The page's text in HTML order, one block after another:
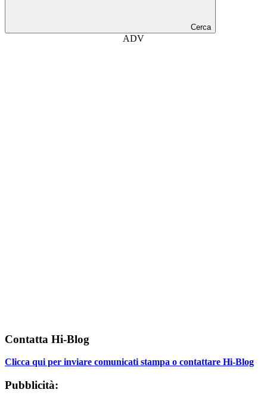
Cerca
ADV
Contatta Hi-Blog
Clicca qui per inviare comunicati stampa o contattare Hi-Blog
Pubblicità: